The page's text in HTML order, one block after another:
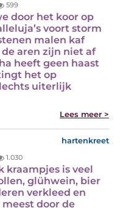
599
door het koor op
voort storm
malen kaf
aren zijn niet af
heeft geen haast
het op
uiterlijk
Lees meer >
hartenkreet
1.030
kraampjes is veel
glühwein, bier
verkleed en
door de